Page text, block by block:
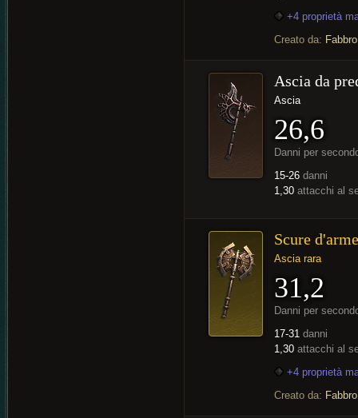
+4 proprietà
Creato da: Fabbro
Ascia da
Ascia
26,6
Danni per
15-26 danni
1,30 attacchi al
Scure d'arme
Ascia rara
31,2
Danni per
17-31 danni
1,30 attacchi al
+4 proprietà
Creato da: Fabbro